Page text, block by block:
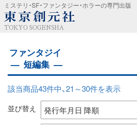
ミステリ・SF・ファンタジー・ホラーの専門出版
TOKYO SOGENSHA
ファンタジイ
短編集
該当商品43件中、21～30件を表示
並び替え